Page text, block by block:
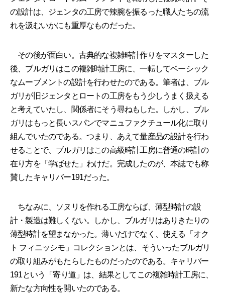
の設計は、ジェンタの工房で辣腕を振るった職人たちの流
れを汲むいかにも重厚なものだった。
その後が面白い。古典的な複雑時計作りをマスターした
後、ブルガリはこの複雑時計工房に、一転してベーシック
なムーブメントの設計を行わせたのである。筆者は、ブル
ガリが旧ジェンタとロートの工房をもう少しうまく扱える
と考えていたし、関係者にそう尋ねもした。しかし、ブル
ガリはもっと長いスパンでマニュファクチュール化に取り
組んでいたのである。つまり、あえて量産品の設計を行わ
せることで、ブルガリはこの高級時計工房に普通の時計の
在り方を「学ばせた」わけだ。完成したのが、本誌でも称
賛したキャリバー191だった。
ちなみに、ソヌリを作れる工房ならば、薄型時計の設
計・製造は難しくない。しかし、ブルガリはありきたりの
薄型時計を望まなかった。薄いだけでなく、使える「オク
ト フィニッシモ」コレクションとは、そういったブルガリ
の取り組みがもたらしたものだったのである。キャリバー
191という「寄り道」は、結果としてこの複雑時計工房に、
新たな方向性を開いたのである。